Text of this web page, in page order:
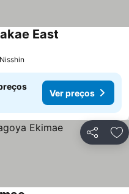
East
Ver preços
Partilhar